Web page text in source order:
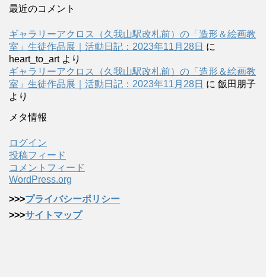
最近のコメント
ギャラリーアクロス（久我山駅改札前）の「造形＆絵画教
室」生徒作品展｜活動日記：2023年11月28日 に
heart_to_artより
ギャラリーアクロス（久我山駅改札前）の「造形＆絵画教
室」生徒作品展｜活動日記：2023年11月28日 に 飯田朋子
より
メタ情報
ログイン
投稿フィード
コメントフィード
WordPress.org
>>>プライバシーポリシー
>>>サイトマップ